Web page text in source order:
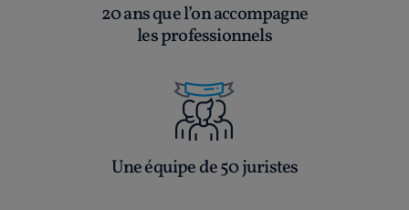
20 ans que l’on accompagne
les professionnels
Une équipe de 50 juristes